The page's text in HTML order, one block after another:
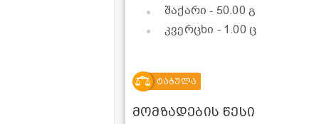
შაქარი- 50.00 გ
კვერცხი - 1.00 ც
ტაბულა
მომზადების წესი